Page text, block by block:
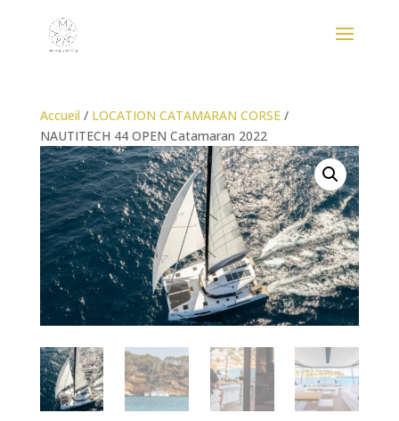
Accueil / LOCATION CATAMARAN CORSE/
NAUTITECH 44 OPEN Catamaran 2022